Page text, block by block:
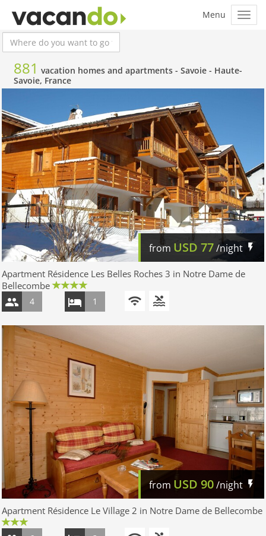
881 vacation homes and apartments - Savoie - Haute-
Savoie, France
from USD 77/night
Apartment Résidence Les Belles Roches 3 in Notre Dame de
Bellecombe
4 1
from USD 90/night
Apartment Résidence Le Village 2 in Notre Dame de Bellecombe